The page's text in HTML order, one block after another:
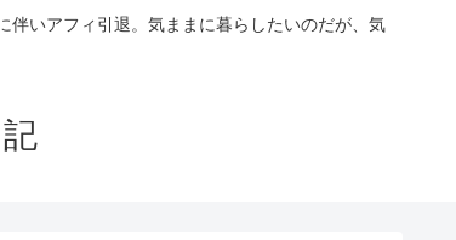
いアフィ引退。気ままに暮らしたいのだが、気